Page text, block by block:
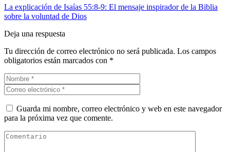
La explicación de Isaías 55:8-9: El mensaje inspirador de la Biblia
sobre la voluntad de Dios
Deja una respuesta
Tu dirección de correo electrónico no será publicada. Los campos
obligatorios están marcados con *
Guarda mi nombre, correo electrónico y web en este navegador
para la próxima vez que comente.